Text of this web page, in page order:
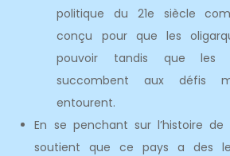
politique du 21e siècle
conçu pour que les
pouvoir tandis que les
succombent aux défis
entourent.
En se penchant sur l’histoire de
soutient que ce pays a des